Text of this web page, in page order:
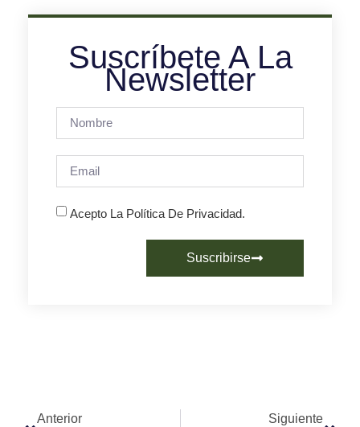
Suscríbete A La
Newsletter
Acepto La Política De Privacidad.
Suscribirse
Anterior Siguiente